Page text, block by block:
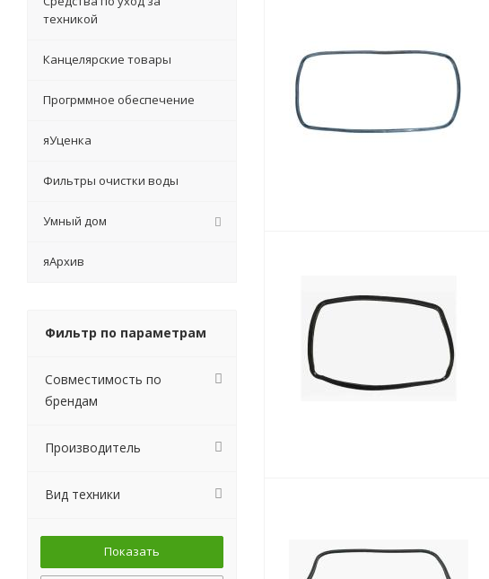
техникой
Канцелярские товары
Прогрммное обеспечение
яУценка
Фильтры очистки воды
Умный дом
яАрхив
Фильтр по параметрам
Совместимость по
брендам
Производитель
Вид техники